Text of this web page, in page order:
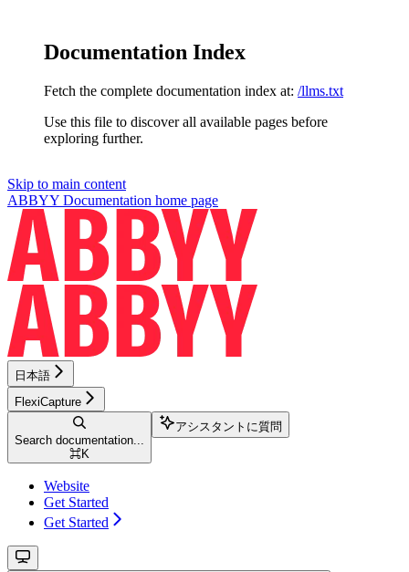
Documentation Index
Fetch the complete documentation index at: /llms.txt
Use this file to discover all available pages before
exploring further.
Skip to main content
ABBYY Documentation home page
日本語
FlexiCapture
Search documentation...
⌘K
アシスタントに質問
Website
Get Started
Get Started